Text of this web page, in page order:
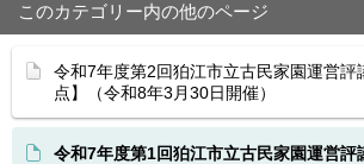
このカテゴリー内の他のページ
令和7年度第2回狛江市立古民家園運営評
点】（令和8年3月30日開催）
令和7年度第1回狛江市立古民家園運営評